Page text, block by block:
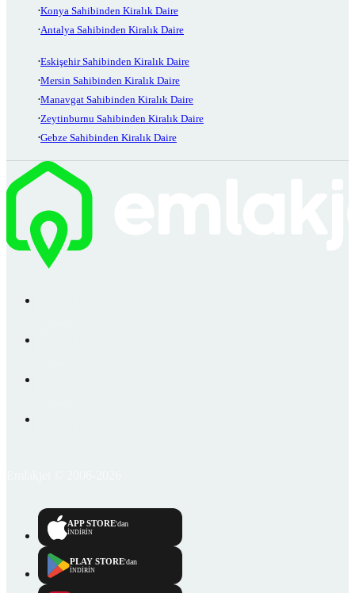
Konya Sahibinden Kiralık Daire
Antalya Sahibinden Kiralık Daire
Eskişehir Sahibinden Kiralık Daire
Mersin Sahibinden Kiralık Daire
Manavgat Sahibinden Kiralık Daire
Zeytinburnu Sahibinden Kiralık Daire
Gebze Sahibinden Kiralık Daire
APP STORE'dan
İNDİRİN
PLAY STORE'dan
İNDİRİN